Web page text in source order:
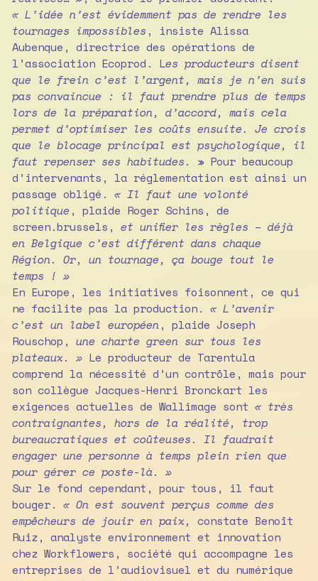
« L’idée n’est évidemment pas de rendre les
tournages impossibles , insiste Alissa
Aubenque, directrice des opérations de
l’association Ecoprod. Les producteurs disent
que le frein c’est l’argent, mais je n’en suis
pas convaincue : il faut prendre plus de temps
lors de la préparation, d’accord, mais cela
permet d’optimiser les coûts ensuite. Je crois
que le blocage principal est psychologique, il
faut repenser ses habitudes. » Pour beaucoup
d’intervenants, la réglementation est ainsi un
passage obligé. « Il faut une volonté
politique , plaide Roger Schins, de
screen.brussels, et unifier les règles – déjà
en Belgique c’est différent dans chaque
Région. Or, un tournage, ça bouge tout le
temps ! »
En Europe, les initiatives foisonnent, ce qui
ne facilite pas la production. « L’avenir
c’est un label européen, plaide Joseph
Rouschop, une charte green sur tous les
plateaux. »Le producteur de Tarentula
comprend la nécessité d’un contrôle, mais pour
son collègue Jacques-Henri Bronckart les
exigences actuelles de Wallimage sont « très
contraignantes, hors de la réalité, trop
bureaucratiques et coûteuses. Il faudrait
engager une personne à temps plein rien que
pour gérer ce poste-là. »
Sur le fond cependant, pour tous, il faut
bouger. « On est souvent perçus comme des
empêcheurs de jouir en paix, constate Benoît
Ruiz, analyste environnement et innovation
chez Workflowers, société qui accompagne les
entreprises de l’audiovisuel et du numérique